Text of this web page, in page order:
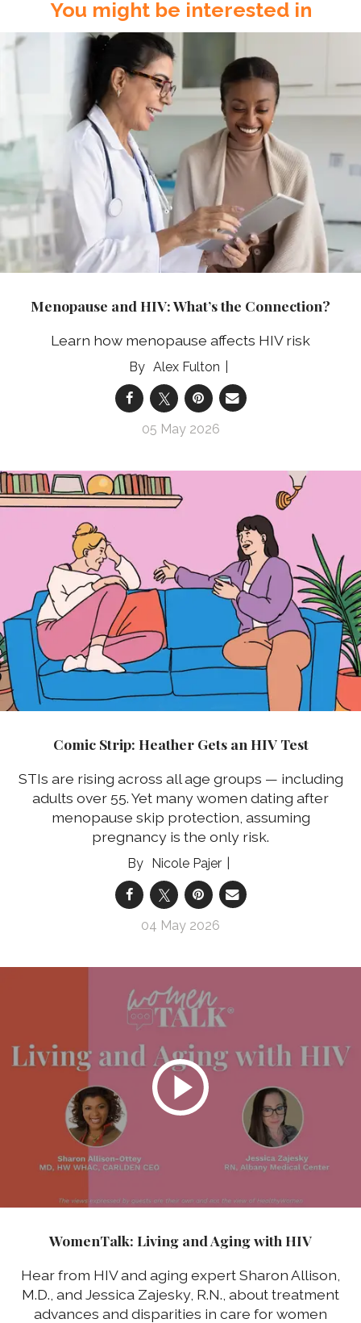
You might be interested in
Menopause and HIV: What’s the Connection?
Learn how menopause affects HIV risk
Alex Fulton
05 May 2026
Comic Strip: Heather Gets an HIV Test
STIs are rising across all age groups — including
adults over 55. Yet many women dating after
menopause skip protection, assuming
pregnancy is the only risk.
Nicole Pajer
04 May 2026
WomenTalk: Living and Aging with HIV
Hear from HIV and aging expert Sharon Allison,
M.D., and Jessica Zajesky, R.N., about treatment
advances and disparities in care for women